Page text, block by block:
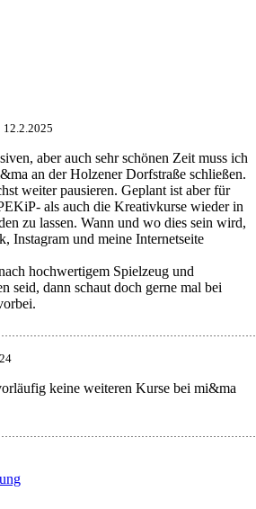
| 12.2.2025
aber auch sehr schönen Zeit muss ich
an der Holzener Dorfstraße schließen.
weiter pausieren. Geplant ist aber für
als auch die Kreativkurse wieder in
zu lassen. Wann und wo dies sein wird,
Instagram und meine Internetseite
hochwertigem Spielzeug und
seid, dann schaut doch gerne mal bei
keine weiteren Kurse bei mi&ma